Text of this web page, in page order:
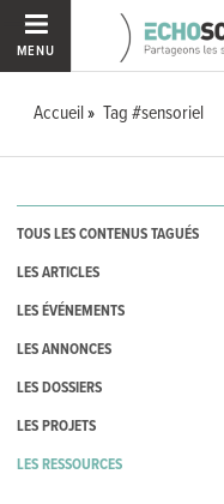
MENU
Accueil Tag #sensoriel
TOUS LES CONTENUS TAGUÉS
LES ARTICLES
LES ÉVÉNEMENTS
LES ANNONCES
LES DOSSIERS
LES PROJETS
LES RESSOURCES